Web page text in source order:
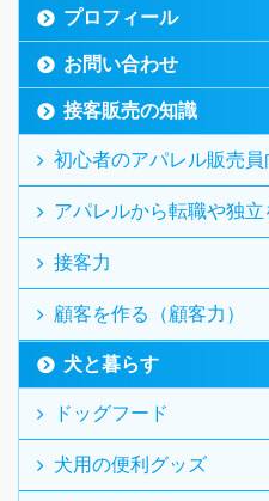
プロフィール
お問い合わせ
接客販売の知識
初心者のアパレル販売員
アパレルから転職や独
接客力
顧客を作る（顧客力）
犬と暮らす
ドッグフード
犬用の便利グッズ